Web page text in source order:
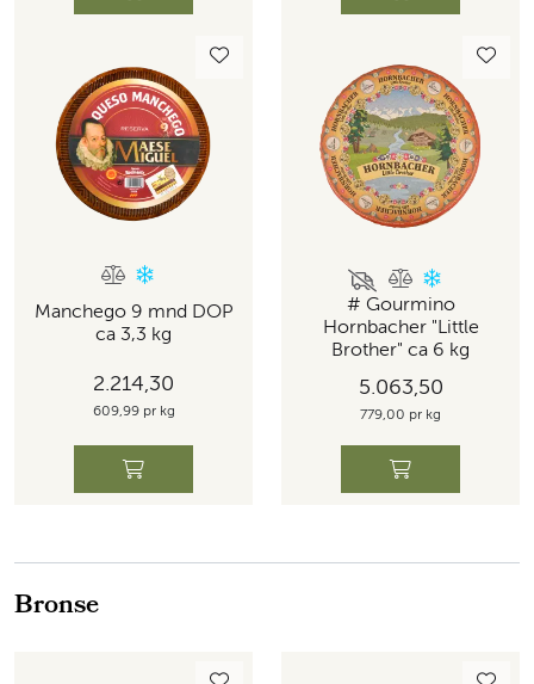
Manchego 9 mnd DOP
ca 3,3 kg
2.214,30
609,99 pr kg
# Gourmino
Hornbacher "Little
Brother" ca 6 kg
5.063,50
779,00 pr kg
Bronse